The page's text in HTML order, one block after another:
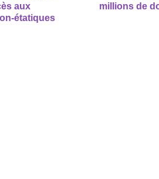
aux
étatiques
millions de